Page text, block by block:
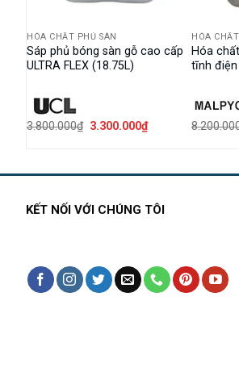
HÓA CHẤT PHỦ SÀN
Sáp phủ bóng sàn gỗ cao cấp
ULTRA FLEX (18.75L)
3.800.000₫ Giá
3.300.000₫Giá
hiện
3.300.000₫.
HÓA
Hóa
tĩnh điện
KẾT NỐI VỚI CHÚNG TÔI